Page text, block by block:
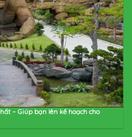
– Giúp bạn lên kế hoạch cho